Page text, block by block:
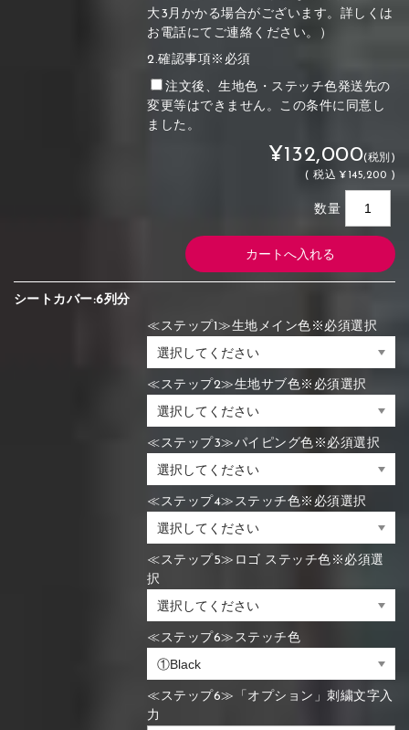
大3月かかる場合がございます。詳しくは
お電話にてご連絡ください。）
2.確認事項※必須
注文後、生地色・ステッチ色発送先の
変更等はできません。この条件に同意し
ました。
¥132,000(税別)
(税込 ¥145,200 )
数量
シートカバー:6列分
≪ステップ1≫生地メイン色※必須選択
≪ステップ2≫生地サブ色※必須選択
≪ステップ3≫パイピング色※必須選択
≪ステップ4≫ステッチ色※必須選択
≪ステップ5≫ロゴ ステッチ色※必須選
択
≪ステップ6≫ステッチ色
≪ステップ6≫「オプション」刺繍文字入
力